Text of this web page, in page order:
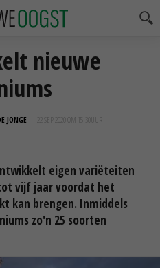
nieuwe
JONGE 22 SEP 2020 OM 15:30
eigen variëteiten
vijf jaar voordat het
kan brengen. Inmiddels
zo'n 25 soorten